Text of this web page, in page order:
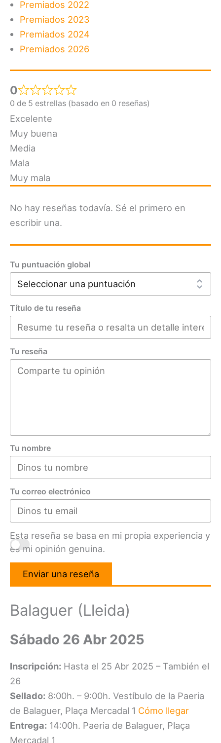
Premiados 2022
Premiados 2023
Premiados 2024
Premiados 2026
0
0 de 5 estrellas (basado en 0 reseñas)
Excelente
Muy buena
Media
Mala
Muy mala
No hay reseñas todavía. Sé el primero en
escribir una.
Tu puntuación global
Título de tu reseña
Tu reseña
Tu nombre
Tu correo electrónico
Esta reseña se basa en mi propia experiencia y
es mi opinión genuina.
Enviar una reseña
Balaguer (Lleida)
Sábado 26 Abr 2025
Inscripción: Hasta el 25 Abr 2025 – También el
26
Sellado: 8:00h. – 9:00h. Vestíbulo de la Paeria
de Balaguer, Plaça Mercadal 1 Cómo llegar
Entrega: 14:00h. Paeria de Balaguer, Plaça
Mercadal 1